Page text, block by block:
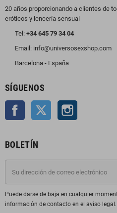
20 años proporcionando a clientes de
eróticos y lencería sensual
Tel: +34 645 79 34 04
Email: info@universosexshop.com
Barcelona - España
SÍGUENOS
Facebook Twitter
BOLETÍN
Puede darse de baja en cualquier
información de contacto en el aviso legal.